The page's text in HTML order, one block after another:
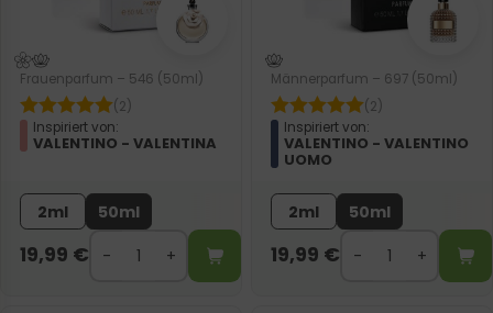
Frauenparfum – 546 (50ml)
(2)
Inspiriert von:
VALENTINO - VALENTINA
2ml 50ml
19,99 €
Männerparfum – 697 (50ml)
(2)
Inspiriert von:
VALENTINO - VALENTINO
UOMO
2ml 50ml
19,99 €